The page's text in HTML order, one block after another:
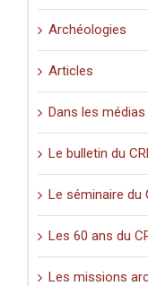
Archéologies
Articles
Dans les médias
Le bulletin du
Le séminaire du
Les 60 ans du
Les missions